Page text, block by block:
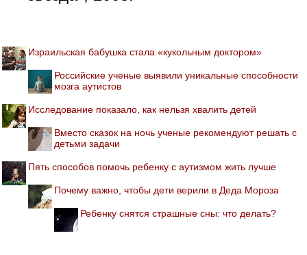
Израильская бабушка стала «кукольным доктором»
Российские ученые выявили уникальные способности
мозга аутистов
Исследование показало, как нельзя хвалить детей
Вместо сказок на ночь ученые рекомендуют решать с
детьми задачи
Пять способов помочь ребенку с аутизмом жить лучше
Почему важно, чтобы дети верили в Деда Мороза
Ребенку снятся страшные сны: что делать?